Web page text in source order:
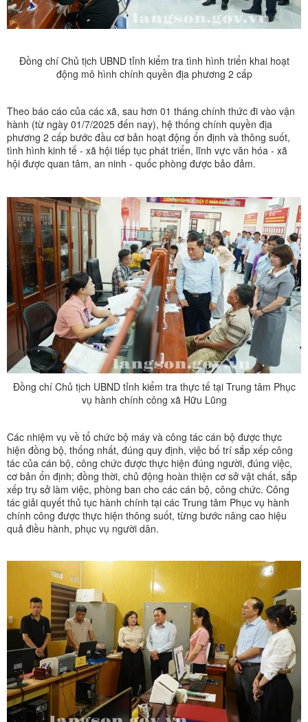
Đồng chí Chủ tịch UBND tỉnh kiểm tra tình hình triển khai hoạt
động mô hình chính quyền địa phương 2 cấp
Theo báo cáo của các xã, sau hơn 01 tháng chính thức đi vào vận
hành (từ ngày 01/7/2025 đến nay), hệ thống chính quyền địa
phương 2 cấp bước đầu cơ bản hoạt động ổn định và thông suốt,
tình hình kinh tế - xã hội tiếp tục phát triển, lĩnh vực văn hóa - xã
hội được quan tâm, an ninh - quốc phòng được bảo đảm.
Đồng chí Chủ tịch UBND tỉnh kiểm tra thực tế tại Trung tâm Phục
vụ hành chính công xã Hữu Lũng
Các nhiệm vụ về tổ chức bộ máy và công tác cán bộ được thực
hiện đồng bộ, thống nhất, đúng quy định, việc bố trí sắp xếp công
tác của cán bộ, công chức được thực hiện đúng người, đúng việc,
cơ bản ổn định; đồng thời, chủ động hoàn thiện cơ sở vật chất, sắp
xếp trụ sở làm việc, phòng ban cho các cán bộ, công chức. Công
tác giải quyết thủ tục hành chính tại các Trung tâm Phục vụ hành
chính công được thực hiện thông suốt, từng bước nâng cao hiệu
quả điều hành, phục vụ người dân.